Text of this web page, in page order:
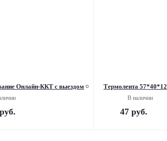
Онлайн-ККТ с выездом
руб.
Термолента 57*40*12
В наличии
47руб.